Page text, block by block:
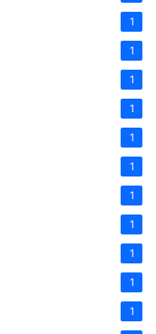
1
1
1
1
1
1
1
1
1
1
1